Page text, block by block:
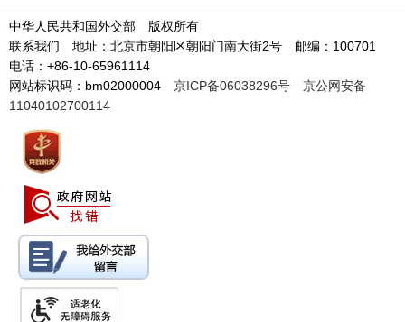
中华人民共和国外交部 版权所有
联系我们 地址：北京市朝阳区朝阳门南大街2号 邮编：100701
电话：+86-10-65961114
网站标识码：bm02000004 京ICP备06038296号
京公网安备
11040102700114